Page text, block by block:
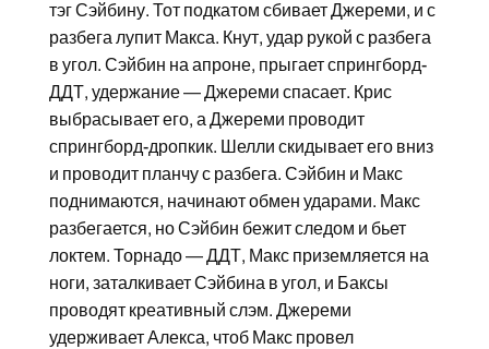
тэг Сэйбину. Тот подкатом сбивает Джереми, и с
разбега лупит Макса. Кнут, удар рукой с разбега
в угол. Сэйбин на апроне, прыгает спрингборд-
ДДТ, удержание — Джереми спасает. Крис
выбрасывает его, а Джереми проводит
спрингборд-дропкик. Шелли скидывает его вниз
и проводит планчу с разбега. Сэйбин и Макс
поднимаются, начинают обмен ударами. Макс
разбегается, но Сэйбин бежит следом и бьет
локтем. Торнадо — ДДТ, Макс приземляется на
ноги, заталкивает Сэйбина в угол, и Баксы
проводят креативный слэм. Джереми
удерживает Алекса, чтоб Макс провел